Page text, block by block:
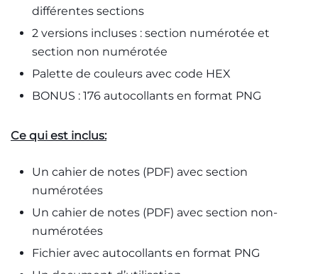
différentes sections
2 versions incluses : section numérotée et
section non numérotée
Palette de couleurs avec code HEX
BONUS : 176 autocollants en format PNG
Ce qui est inclus:
Un cahier de notes (PDF) avec section
numérotées
Un cahier de notes (PDF) avec section non-
numérotées
Fichier avec autocollants en format PNG